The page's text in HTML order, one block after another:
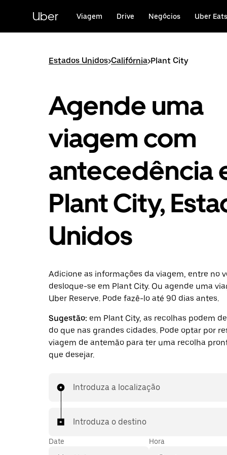
conteúdo
Uber Viagem Drive Negócios Uber Eats
Estados Unidos>Califórnia>Plant City
Agende uma
viagem com
antecedência
Plant City,
Unidos
Adicione as informações da viagem, entre no
desloque-se em Plant City. Ou agende uma
Uber Reserve. Pode fazê-lo até 90 dias antes.
Sugestão: em Plant City, as recolhas podem
do que nas grandes cidades. Pode optar por
viagem de antemão para ter uma recolha
que desejar.
Introduza a localização
Introduza o destino
Date Hora